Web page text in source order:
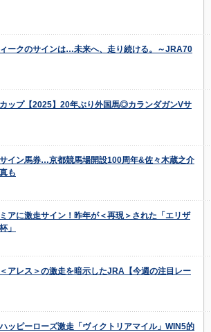
ークのサインは…未来へ、走り続ける。～JRA70
ップ【2025】20年ぶり外国馬◎カランダガンVサ
イン馬券…京都競馬場開設100周年&佐々木蔵之介
も
アに激走サイン！昨年が＜再現＞された「エリザ
」
アレス＞の激走を暗示したJRA【今週の注目レー
ッピーローズ激走「ヴィクトリアマイル」WIN5的